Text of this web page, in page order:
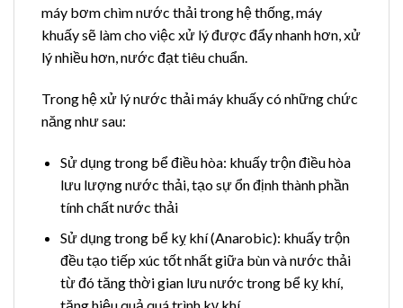
máy bơm chìm nước thải trong hệ thống, máy
khuấy sẽ làm cho việc xử lý được đẩy nhanh hơn, xử
lý nhiều hơn, nước đạt tiêu chuẩn.
Trong hệ xử lý nước thải máy khuấy có những chức
năng như sau:
Sử dụng trong bể điều hòa: khuấy trộn điều hòa
lưu lượng nước thải, tạo sự ổn định thành phần
tính chất nước thải
Sử dụng trong bể kỵ khí (Anarobic): khuấy trộn
đều tạo tiếp xúc tốt nhất giữa bùn và nước thải
từ đó tăng thời gian lưu nước trong bể kỵ khí,